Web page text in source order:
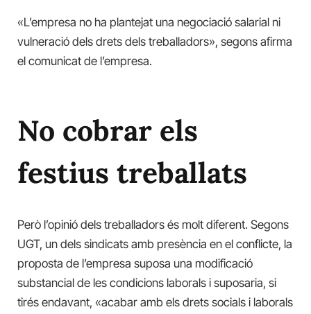
«L’empresa no ha plantejat una negociació salarial ni
vulneració dels drets dels treballadors», segons afirma
el comunicat de l’empresa.
No cobrar els
festius treballats
Però l’opinió dels treballadors és molt diferent. Segons
UGT, un dels sindicats amb presència en el conflicte, la
proposta de l’empresa suposa una modificació
substancial de les condicions laborals i suposaria, si
tirés endavant, «acabar amb els drets socials i laborals